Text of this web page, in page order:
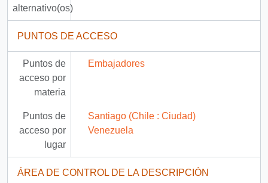
alternativo(os)
PUNTOS DE ACCESO
Puntos de
acceso por
materia
Embajadores
Puntos de
acceso por
lugar
Santiago (Chile : Ciudad)
Venezuela
ÁREA DE CONTROL DE LA DESCRIPCIÓN